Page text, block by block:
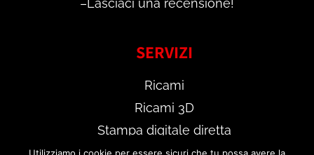
–Lasciaci una recensione!
SERVIZI
Ricami
Ricami 3D
Stampa digitale diretta